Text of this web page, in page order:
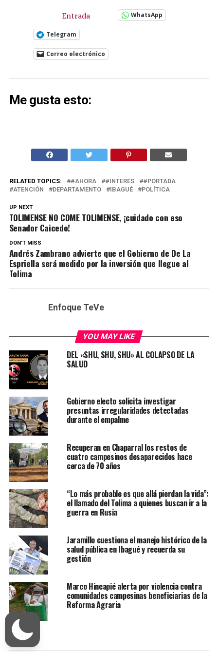
Entrada WhatsApp
Telegram
Correo electrónico
Me gusta esto:
RELATED TOPICS: #AHORA #INTERÉS
#PORTADA
ATENCIÓN
DEPARTAMENTO IBAGUÉ POLÍTICA
UP NEXT
TOLIMENSE NO COME TOLIMENSE, ¡cuidado con eso
Senador Caicedo!
DON'T MISS
Andrés Zambrano advierte que el Gobierno de De La
Espriella será medido por la inversión que llegue al
Tolima
Enfoque TeVe
YOU MAY LIKE
DEL «SHU, SHU, SHU» AL COLAPSO DE LA
SALUD
Gobierno electo solicita investigar
presuntas irregularidades detectadas
durante el empalme
Recuperan en Chaparral los restos de
cuatro campesinos desaparecidos hace
cerca de 70 años
“Lo más probable es que allá pierdan la vida”:
el llamado del Tolima a quienes buscan ir a la
guerra en Rusia
Jaramillo cuestiona el manejo histórico de la
salud pública en Ibagué y recuerda su
gestión
Marco Hincapié alerta por violencia contra
comunidades campesinas beneficiarias de la
Reforma Agraria